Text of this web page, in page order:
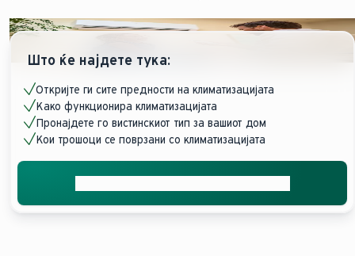
Што ќе најдете тука:
Откријте ги сите предности на климатизацијата
Како функционира климатизацијата
Пронајдете го вистинскиот тип за вашиот дом
Кои трошоци се поврзани со климатизацијата